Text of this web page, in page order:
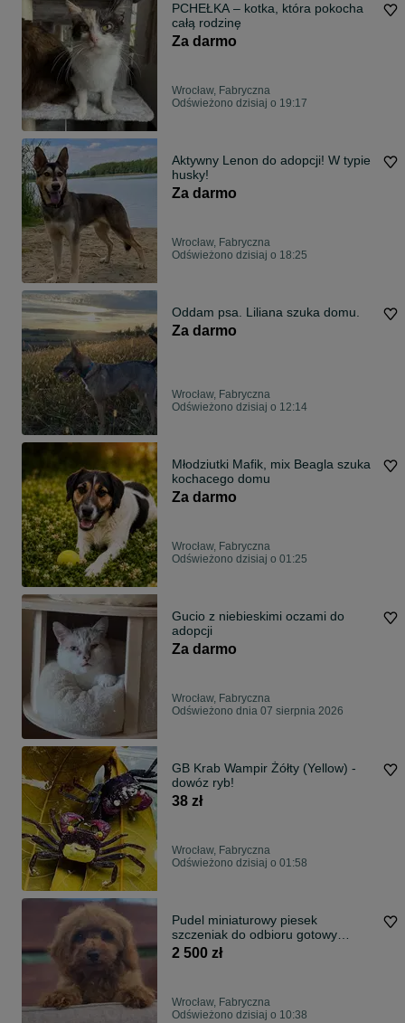
PCHEŁKA – kotka, która pokocha
całą rodzinę
Za darmo
Wrocław, Fabryczna
Odświeżono dzisiaj o 19:17
Aktywny Lenon do adopcji! W typie
husky!
Za darmo
Wrocław, Fabryczna
Odświeżono dzisiaj o 18:25
Oddam psa. Liliana szuka domu.
Za darmo
Wrocław, Fabryczna
Odświeżono dzisiaj o 12:14
Młodziutki Mafik, mix Beagla szuka
kochacego domu
Za darmo
Wrocław, Fabryczna
Odświeżono dzisiaj o 01:25
Gucio z niebieskimi oczami do
adopcji
Za darmo
Wrocław, Fabryczna
Odświeżono dnia 07 sierpnia 2026
GB Krab Wampir Żółty (Yellow) -
dowóz ryb!
38 zł
Wrocław, Fabryczna
Odświeżono dzisiaj o 01:58
Pudel miniaturowy piesek
szczeniak do odbioru gotowy
metryka chip
2 500 zł
Wrocław, Fabryczna
Odświeżono dzisiaj o 10:38